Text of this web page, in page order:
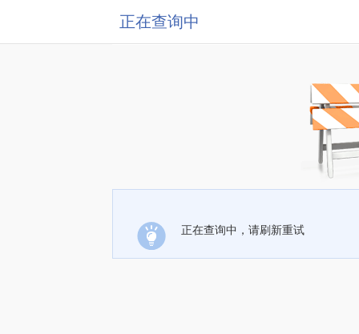
正在查询中
正在查询中，请刷新重试